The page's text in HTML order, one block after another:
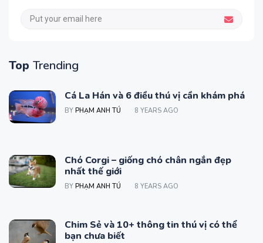
Top Trending
Cá La Hán và 6 điều thú vị cần khám phá
BY PHẠM ANH TÚ 8 YEARS AGO
Chó Corgi – giống chó chân ngắn đẹp
nhất thế giới
BY PHẠM ANH TÚ 8 YEARS AGO
Chim Sẻ và 10+ thông tin thú vị có thể
bạn chưa biết